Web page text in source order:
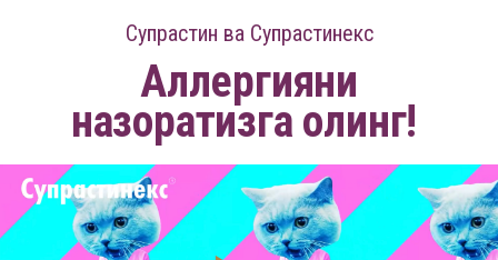
Супрастин ва Супрастинекс
Аллергияни
назоратизга олинг!